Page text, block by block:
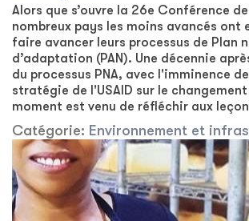
Alors que s’ouvre la 26e Conférence
nombreux pays les moins avancés ont
faire avancer leurs processus de Plan
d’adaptation (PAN). Une décennie
du processus PNA, avec l'imminence
stratégie de l'USAID sur le
moment est venu de réfléchir aux
Catégorie: Environnement et